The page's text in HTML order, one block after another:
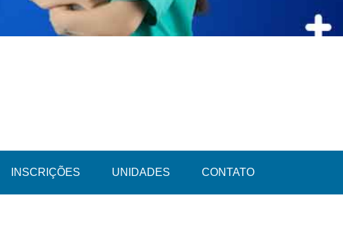
INSCRIÇÕES UNIDADES CONTATO